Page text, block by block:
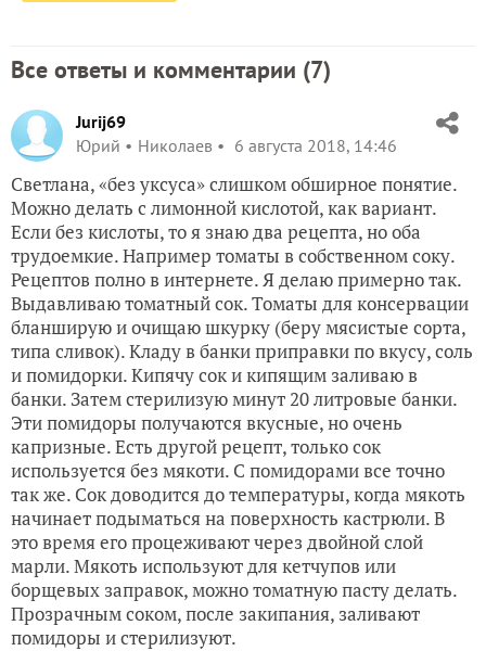
Все ответы и комментарии (7)
Jurij69
Юрий
Николаев 6 августа 2018, 14:46
Светлана, «без уксуса» слишком обширное понятие.
Можно делать с лимонной кислотой, как вариант.
Если без кислоты, то я знаю два рецепта, но оба
трудоемкие. Например томаты в собственном соку.
Рецептов полно в интернете. Я делаю примерно так.
Выдавливаю томатный сок. Томаты для консервации
бланширую и очищаю шкурку (беру мясистые сорта,
типа сливок). Кладу в банки приправки по вкусу, соль
и помидорки. Кипячу сок и кипящим заливаю в
банки. Затем стерилизую минут 20 литровые банки.
Эти помидоры получаются вкусные, но очень
капризные. Есть другой рецепт, только сок
используется без мякоти. С помидорами все точно
так же. Сок доводится до температуры, когда мякоть
начинает подыматься на поверхность кастрюли. В
это время его процеживают через двойной слой
марли. Мякоть используют для кетчупов или
борщевых заправок, можно томатную пасту делать.
Прозрачным соком, после закипания, заливают
помидоры и стерилизуют.